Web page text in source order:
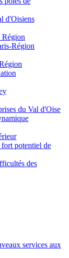
d'Oisiens
Région
Région
du Val d'Oise
potentiel de
des
services aux